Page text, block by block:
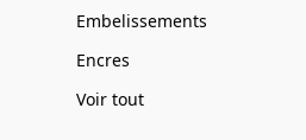
Embelissements
Encres
Voir tout